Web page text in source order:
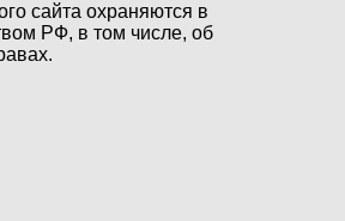
сайта охраняются в
РФ, в том числе, об